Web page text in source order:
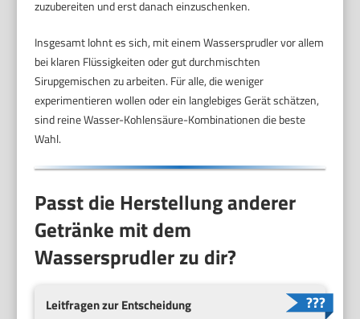
zuzubereiten und erst danach einzuschenken.
Insgesamt lohnt es sich, mit einem Wassersprudler vor allem
bei klaren Flüssigkeiten oder gut durchmischten
Sirupgemischen zu arbeiten. Für alle, die weniger
experimentieren wollen oder ein langlebiges Gerät schätzen,
sind reine Wasser-Kohlensäure-Kombinationen die beste
Wahl.
Passt die Herstellung anderer
Getränke mit dem
Wassersprudler zu dir?
Leitfragen zur Entscheidung